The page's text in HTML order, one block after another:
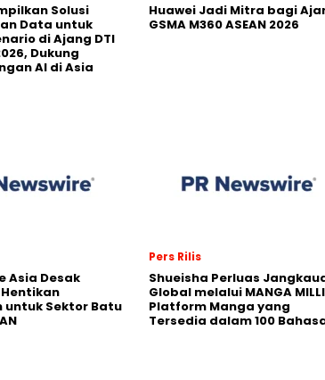
Solusi
Data untuk
di Ajang DTI
Dukung
AI di Asia
Huawei Jadi Mitra bagi
GSMA M360 ASEAN 2026
Asia Desak
untuk Sektor Batu
Pers Rilis
Shueisha Perluas
Global melalui MANGA
Platform Manga yang
Tersedia dalam 100